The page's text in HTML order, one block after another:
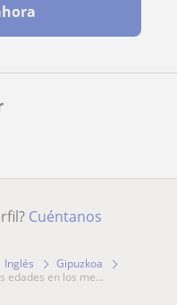
Cuéntanos
Inglés
Gipuzkoa
edades en los me...